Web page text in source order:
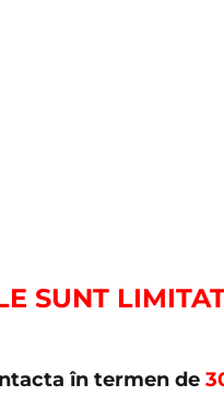
SUNT
în termen de